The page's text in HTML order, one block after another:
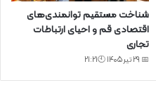
شناخت مستقیم توانمندی‌های
اقتصادی قم و احیای ارتباطات
تجاری
📅 29 تیر 1405 🕙21:21